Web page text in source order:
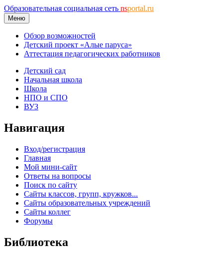
Образовательная социальная сеть nsportal.ru
Меню
Обзор возможностей
Детский проект «Алые паруса»
Аттестация педагогических работников
Детский сад
Начальная школа
Школа
НПО и СПО
ВУЗ
Навигация
Вход/регистрация
Главная
Мой мини-сайт
Ответы на вопросы
Поиск по сайту
Сайты классов, групп, кружков...
Сайты образовательных учреждений
Сайты коллег
Форумы
Библиотека